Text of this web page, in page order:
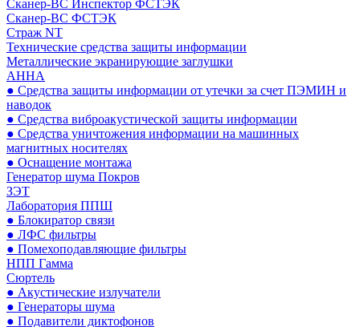
Сканер-ВС Инспектор ФСТЭК
Сканер-ВС ФСТЭК
Страж NT
Технические средства защиты информации
Металлические экранирующие заглушки
АННА
● Средства защиты информации от утечки за счет ПЭМИН и
наводок
● Средства виброакустической защиты информации
● Средства уничтожения информации на машинных
магнитных носителях
● Оснащение монтажа
Генератор шума Покров
ЗЭТ
Лаборатория ППШ
● Блокиратор связи
● ЛФС фильтры
● Помехоподавляющие фильтры
НПП Гамма
Сюртель
● Акустические излучатели
● Генераторы шума
● Подавители диктофонов